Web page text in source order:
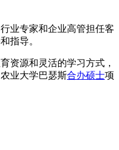
业专家和企业高管担任客
指导。
资源和灵活的学习方式，
业大学巴瑟斯合办硕士项